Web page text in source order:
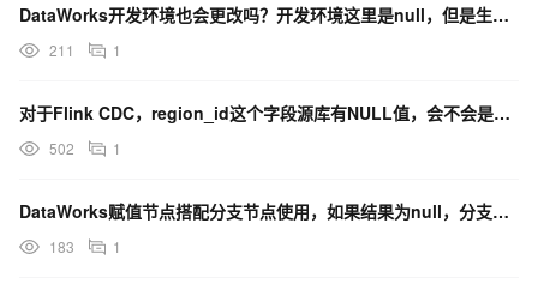
DataWorks开发环境也会更改吗？开发环境这里是null，但是生产环境不知道是什么？
211 1
对于Flink CDC，region_id这个字段源库有NULL值，会不会是这个原因？
502 1
DataWorks赋值节点搭配分支节点使用，如果结果为null，分支节点可以接收吗？
183 1